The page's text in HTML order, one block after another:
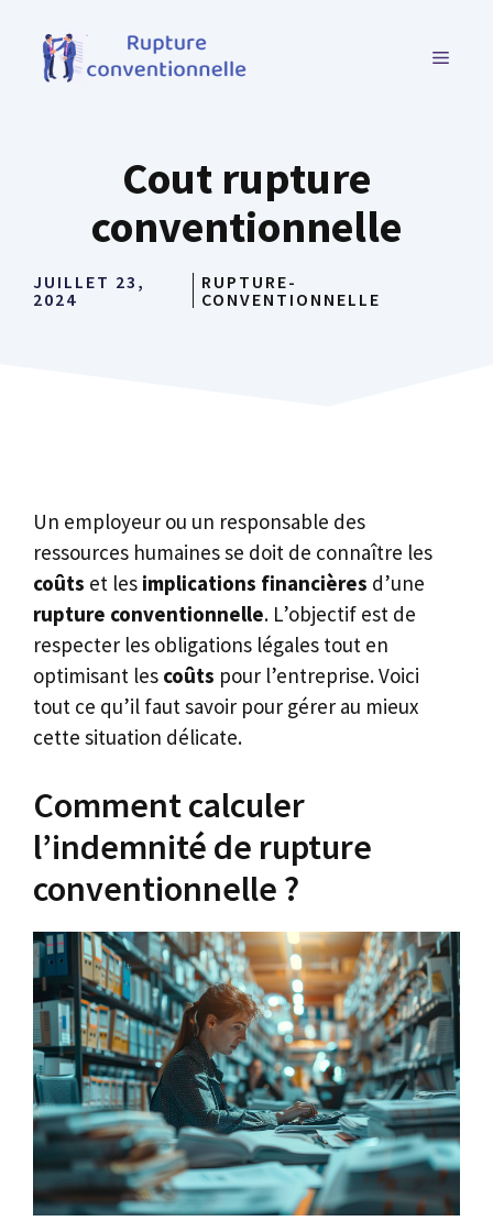
contenu
MENU
Cout rupture
conventionnelle
JUILLET 23,
2024
RUPTURE-
CONVENTIONNELLE
Un employeur ou un responsable des
ressources humaines se doit de connaître les
coûts et les implications financières d’une
rupture conventionnelle. L’objectif est de
respecter les obligations légales tout en
optimisant les coûts pour l’entreprise. Voici
tout ce qu’il faut savoir pour gérer au mieux
cette situation délicate.
Comment calculer
l’indemnité de rupture
conventionnelle ?